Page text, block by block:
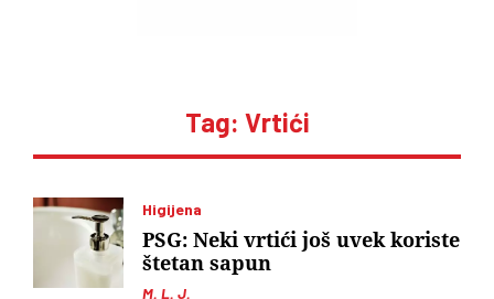
Tag: Vrtići
Higijena
M. L. J.
PSG: Neki vrtići još uvek koriste
štetan sapun